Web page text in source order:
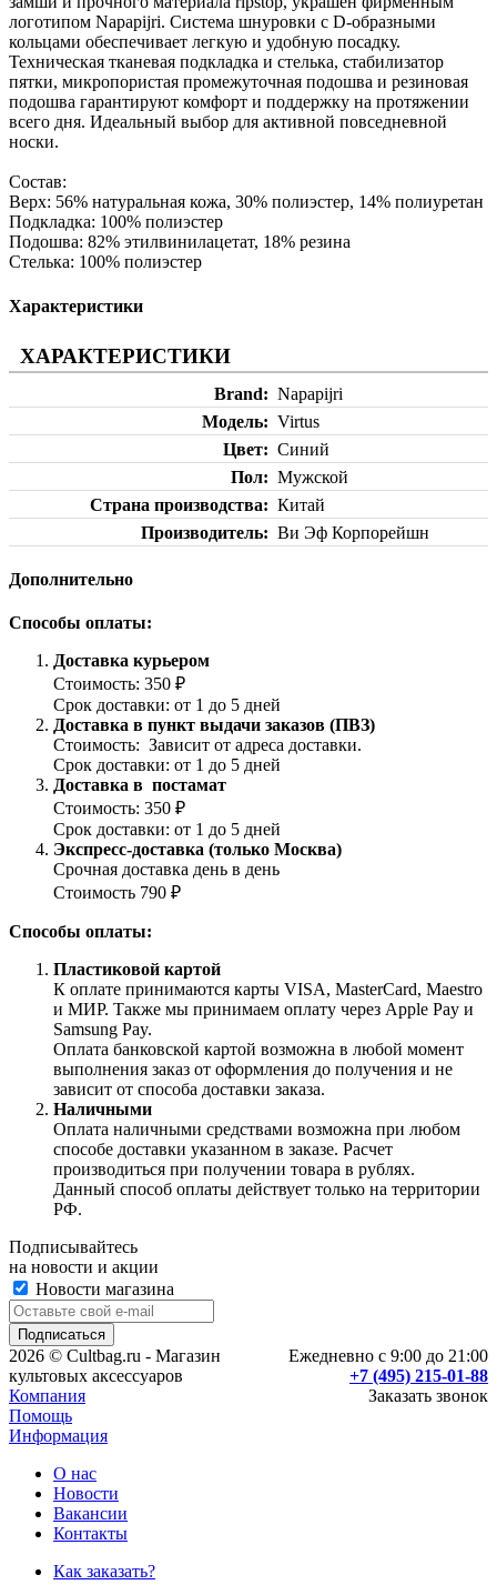
логотипом Napapijri. Система шнуровки с D-образными
кольцами обеспечивает легкую и удобную посадку.
Техническая тканевая подкладка и стелька, стабилизатор
пятки, микропористая промежуточная подошва и резиновая
подошва гарантируют комфорт и поддержку на протяжении
всего дня. Идеальный выбор для активной повседневной
носки.
Состав:
Верх: 56% натуральная кожа, 30% полиэстер, 14% полиуретан
Подкладка: 100% полиэстер
Подошва: 82% этилвинилацетат, 18% резина
Стелька: 100% полиэстер
Характеристики
ХАРАКТЕРИСТИКИ
Brand
Napapijri
Модель
Virtus
Цвет
Синий
Пол
Мужской
Страна производства
Китай
Производитель
Ви Эф Корпорейшн
Дополнительно
Способы оплаты:
Доставка курьером
Стоимость: 350 ₽
Срок доставки: от 1 до 5 дней
Доставка в пункт выдачи заказов (ПВЗ)
Стоимость: Зависит от адреса доставки.
Срок доставки: от 1 до 5 дней
Доставка в постамат
Стоимость: 350 ₽
Срок доставки: от 1 до 5 дней
Экспресс-доставка (только Москва)
Срочная доставка день в день
Стоимость 790 ₽
Способы оплаты:
Пластиковой картой
К оплате принимаются карты VISA, MasterCard, Maestro
и МИР. Также мы принимаем оплату через Apple Pay и
Samsung Pay.
Оплата банковской картой возможна в любой момент
выполнения заказ от оформления до получения и не
зависит от способа доставки заказа.
Наличными
Оплата наличными средствами возможна при любом
способе доставки указанном в заказе. Расчет
производиться при получении товара в рублях.
Данный способ оплаты действует только на территории
РФ.
Подписывайтесь
на новости и акции
Новости магазина
Ежедневно с 9:00 до 21:00
+7 (495) 215-01-88
Заказать звонок
2026 © Cultbag.ru - Магазин
культовых аксессуаров
Компания
Помощь
Информация
О нас
Новости
Вакансии
Контакты
Как заказать?